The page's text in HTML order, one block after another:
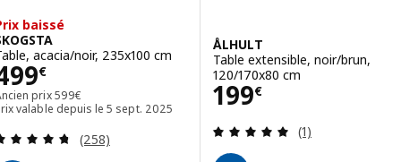
baissé
acacia/noir, 235x100 cm
€
499€
prix599€
Ancien prix 599€
valable depuis le 5 sept. 2025
Révision: 4.7 hors de 5 étoiles. Nombre total de
(258)
ÅLHULT
Table extensible, noir/brun,
120/170x80 cm
199€
Prix 199€
Révision: 5
(1)